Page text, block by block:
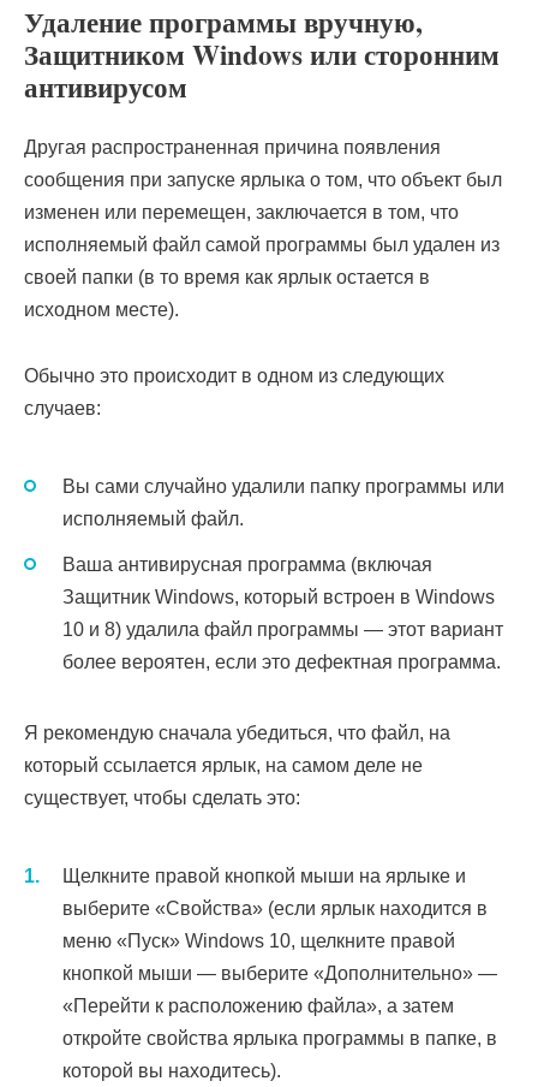
Удаление программы вручную,
Защитником Windows или сторонним
антивирусом
Другая распространенная причина появления
сообщения при запуске ярлыка о том, что объект был
изменен или перемещен, заключается в том, что
исполняемый файл самой программы был удален из
своей папки (в то время как ярлык остается в
исходном месте).
Обычно это происходит в одном из следующих
случаев:
Вы сами случайно удалили папку программы или
исполняемый файл.
Ваша антивирусная программа (включая
Защитник Windows, который встроен в Windows
10 и 8) удалила файл программы — этот вариант
более вероятен, если это дефектная программа.
Я рекомендую сначала убедиться, что файл, на
который ссылается ярлык, на самом деле не
существует, чтобы сделать это:
Щелкните правой кнопкой мыши на ярлыке и
выберите «Свойства» (если ярлык находится в
меню «Пуск» Windows 10, щелкните правой
кнопкой мыши — выберите «Дополнительно» —
«Перейти к расположению файла», а затем
откройте свойства ярлыка программы в папке, в
которой вы находитесь).